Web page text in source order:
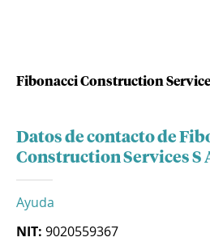
Fibonacci Construction
Datos de contacto de
Construction Services S
Ayuda
NIT: 9020559367